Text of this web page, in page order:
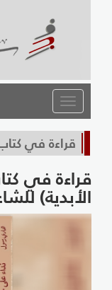
القائمة
قراءة في
قراءة في
الأبدية)